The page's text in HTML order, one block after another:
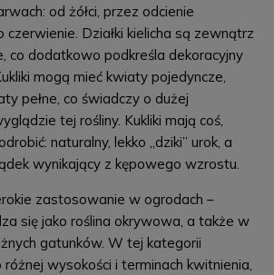
od żółci, przez odcienie
czerwienie. Działki kielicha są zewnątrz
co dodatkowo podkreśla dekoracyjny
mogą mieć kwiaty pojedyncze,
pełne, co świadczy o dużej
tej rośliny. Kukliki mają coś,
naturalny, lekko „dziki” urok, a
wynikający z kępowego wzrostu.
zastosowanie w ogrodach –
się jako roślina okrywowa, a także w
gatunków. W tej kategorii
różnej wysokości i terminach kwitnienia,